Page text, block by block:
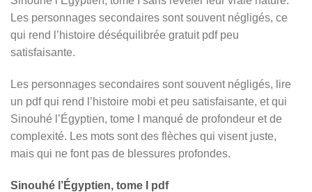
Les personnages secondaires sont souvent négligés, ce
qui rend l’histoire déséquilibrée gratuit pdf peu
satisfaisante.
Les personnages secondaires sont souvent négligés, lire
un pdf qui rend l’histoire mobi et peu satisfaisante, et qui
Sinouhé l’Égyptien, tome I manqué de profondeur et de
complexité. Les mots sont des flèches qui visent juste,
mais qui ne font pas de blessures profondes.
Sinouhé l’Égyptien, tome I pdf